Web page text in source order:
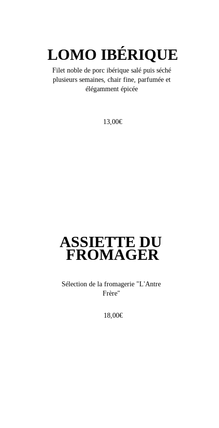
LOMO IBÉRIQUE
ASSIETTE DU
FROMAGER
Filet noble de porc ibérique salé puis séché
plusieurs semaines, chair fine, parfumée et
élégamment épicée
Sélection de la fromagerie "L'Antre
Frère"
13,00€
18,00€